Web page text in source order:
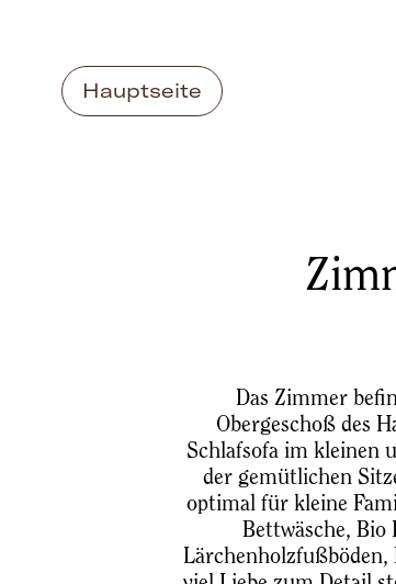
Hauptseite
Das Zimmer
Obergeschoß des
Schlafsofa im kleinen
der gemütlichen
optimal für kleine
Bettwäsche, Bio
Lärchenholzfußböden,